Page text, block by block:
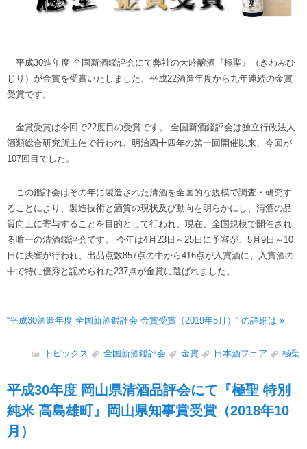
平成30造年度 全国新酒鑑評会にて弊社の大吟醸酒『極聖』（きわみひ
じり）が金賞を受賞いたしました。平成22酒造年度から九年連続の金賞
受賞です。
金賞受賞は今回で22度目の受賞です。 全国新酒鑑評会は独立行政法人
酒類総合研究所主催で行われ、明治四十四年の第一回開催以来、今回が
107回目でした。
この鑑評会はその年に製造された清酒を全国的な規模で調査・研究す
ることにより、製造技術と酒質の現状及び動向を明らかにし、清酒の品
質向上に寄与することを目的として行われ、現在、全国規模で開催され
る唯一の清酒鑑評会です。 今年は4月23日～25日に予審が、5月9日～10
日に決審が行われ、出品点数857点の中から416点が入賞酒に、入賞酒の
中で特に優秀と認められた237点が金賞に選ばれました。
“平成30酒造年度 全国新酒鑑評会 金賞受賞（2019年5月）” の詳細は »
トピックス 全国新酒鑑評会 金賞 日本酒フェア 極聖
平成30年度 岡山県清酒品評会にて『極聖 特別
純米 高島雄町』岡山県知事賞受賞（2018年10
月）